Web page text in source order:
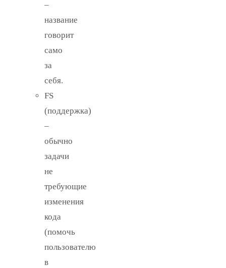
–
название
говорит
само
за
себя.
FS
(поддержка)
–
обычно
задачи
не
требующие
изменения
кода
(помочь
пользователю
в